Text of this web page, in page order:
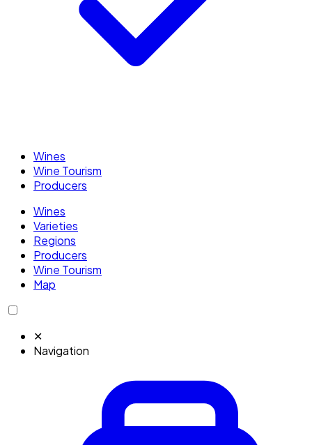
Wines
Wine Tourism
Producers
Wines
Varieties
Regions
Producers
Wine Tourism
Map
✕
Navigation